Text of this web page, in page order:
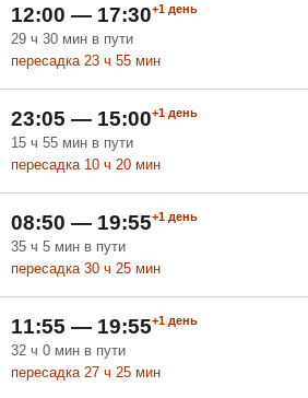
Май
12:00 — 17:30+1 день
29 ч 30 мин в пути
пересадка 23 ч 55 мин
23:05 — 15:00+1 день
15 ч 55 мин в пути
пересадка 10 ч 20 мин
08:50 — 19:55+1 день
35 ч 5 мин в пути
пересадка 30 ч 25 мин
11:55 — 19:55+1 день
32 ч 0 мин в пути
пересадка 27 ч 25 мин